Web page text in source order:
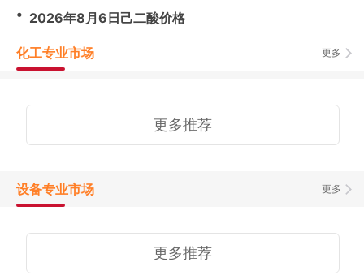
・ 2026年8月6日己二酸价格
更多
化工专业市场
更多推荐
更多
设备专业市场
更多推荐